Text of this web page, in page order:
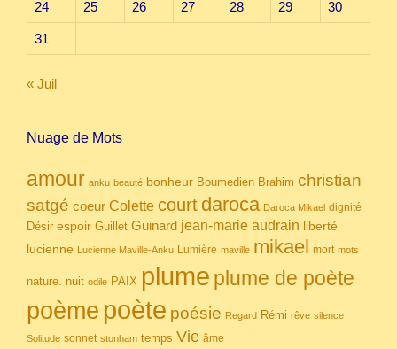
24 25 26 27 28 29 30
31
« Juil
Nuage de Mots
amour anku beauté bonheur Boumedien Brahim christian
satgé coeur Colette court daroca Daroca Mikael dignité
Désir espoir Guillet Guinard jean-marie audrain liberté
lucienne Lucienne Maville-Anku Lumière maville mikael mort mots
nature. nuit odile PAIX plume plume de poète
poème poète poésie Regard Rémi rêve silence
Solitude sonnet stonham temps Vie âme